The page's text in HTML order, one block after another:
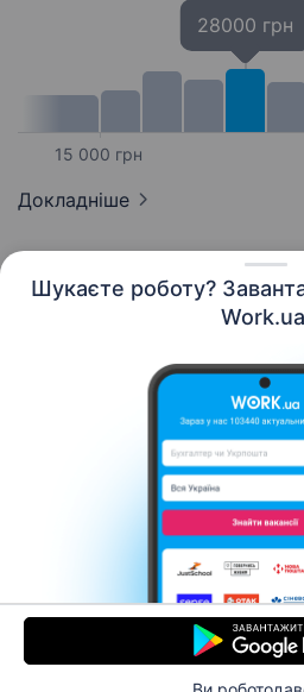
Шукаєте роботу?
15 000 грн
28000 грн
Докладніше
Контакти Про
Допомога